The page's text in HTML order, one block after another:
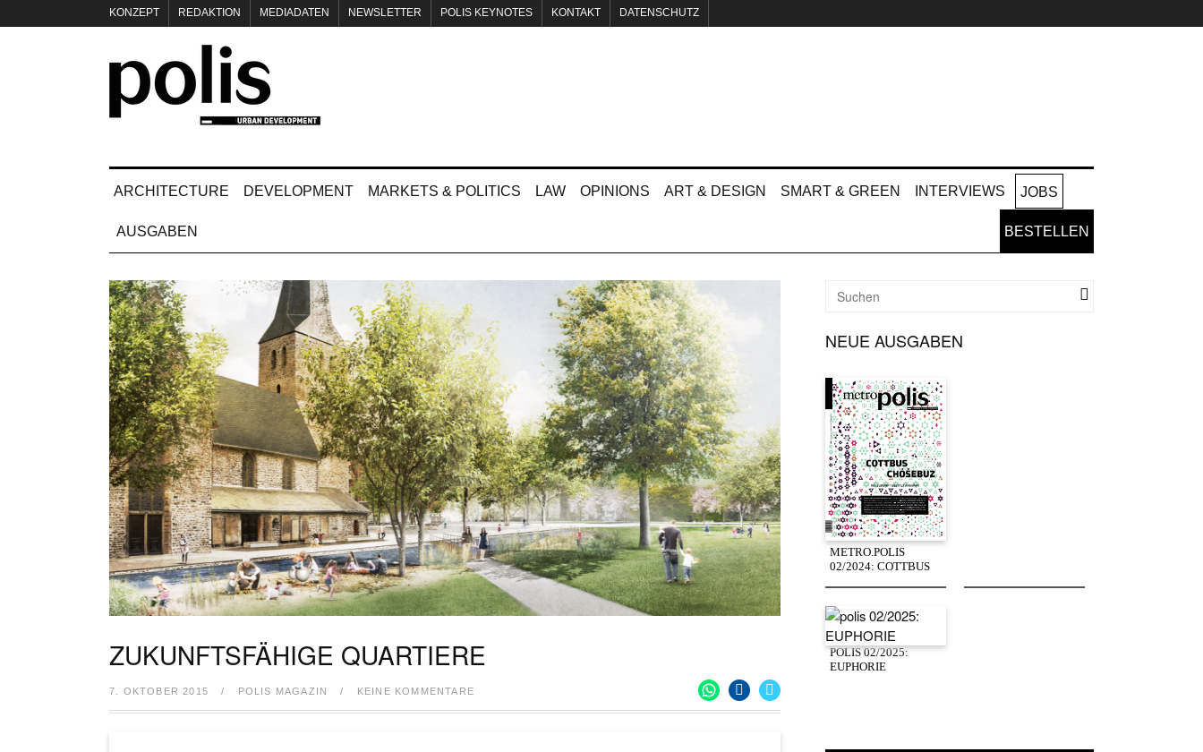
KONZEPT REDAKTION MEDIADATEN NEWSLETTER POLIS KEYNOTES KONTAKT DATENSCHUTZ
ARCHITECTURE DEVELOPMENT MARKETS & POLITICS LAW OPINIONS ART & DESIGN SMART & GREEN INTERVIEWS JOBS
AUSGABEN BESTELLEN
ZUKUNFTSFÄHIGE QUARTIERE
7. OKTOBER 2015 / POLIS MAGAZIN / KEINE KOMMENTARE
NEUE AUSGABEN
METRO.POLIS
02/2024: COTTBUS
POLIS 02/2025:
EUPHORIE